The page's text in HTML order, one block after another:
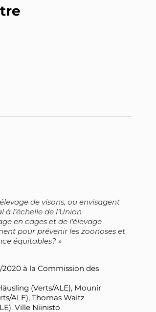
de visons, ou envisagent
l’échelle de l’Union
en cages et de l’élevage
pour prévenir les zoonoses et
équitables?
à la Commission des
(Verts/ALE), Mounir
ALE), Thomas Waitz
Ville Niinistö